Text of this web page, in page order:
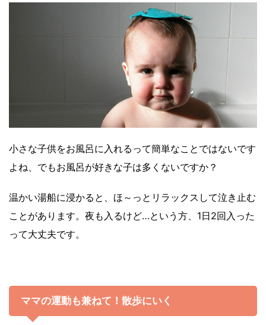
小さな子供をお風呂に入れるって簡単なことではないです
よね、でもお風呂が好きな子は多くないですか？
温かい湯船に浸かると、ほ～っとリラックスして泣き止む
ことがあります。夜も入るけど…という方、1日2回入った
って大丈夫です。
ママの運動も兼ねて！散歩にいく